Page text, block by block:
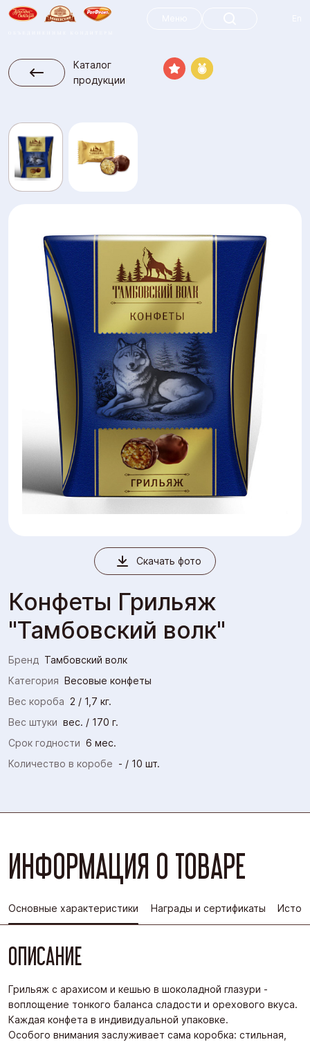
Каталог
продукции
Скачать фото
Конфеты Грильяж
"Тамбовский волк"
Бренд Тамбовский волк
Категория Весовые конфеты
Вес короба 2 / 1,7 кг.
Вес штуки вес. / 170 г.
Срок годности 6 мес.
Количество в коробе - / 10 шт.
ИНФОРМАЦИЯ О ТОВАРЕ
Основные характеристики Награды и сертификаты
ОПИСАНИЕ
Грильяж с арахисом и кешью в шоколадной глазури -
воплощение тонкого баланса сладости и орехового вкуса.
Каждая конфета в индивидуальной упаковке.
Особого внимания заслуживает сама коробка: стильная,